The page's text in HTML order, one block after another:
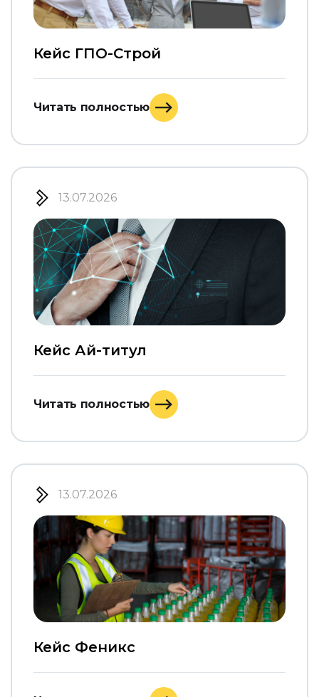
Кейс ГПО-Строй
Читать полностью
13.07.2026
Кейс Ай-титул
Читать полностью
13.07.2026
Кейс Феникс